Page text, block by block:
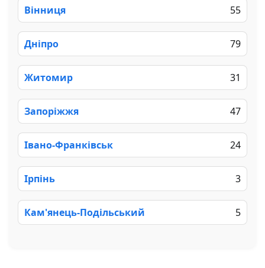
Вінниця 55
Дніпро 79
Житомир 31
Запоріжжя 47
Івано-Франківськ 24
Ірпінь 3
Кам'янець-Подільський 5